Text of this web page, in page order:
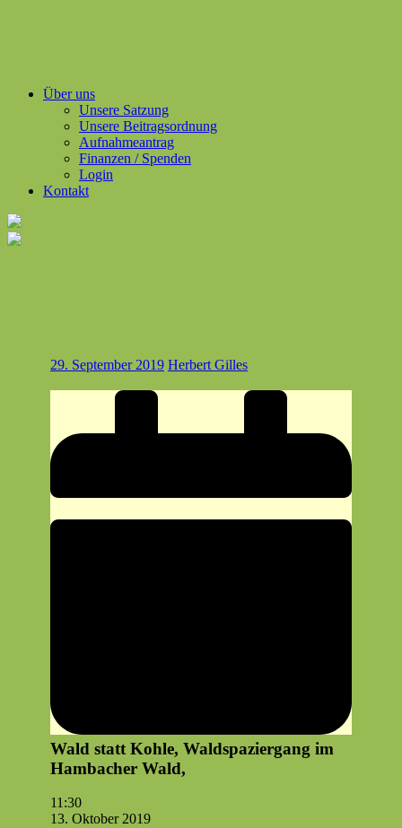
Über uns
Unsere Satzung
Unsere Beitragsordnung
Aufnahmeantrag
Finanzen / Spenden
Login
Kontakt
29. September 2019 Herbert Gilles
Wald statt Kohle, Waldspaziergang im
Hambacher Wald,
Wald
statt
11:30
13. Okto­ber 2019